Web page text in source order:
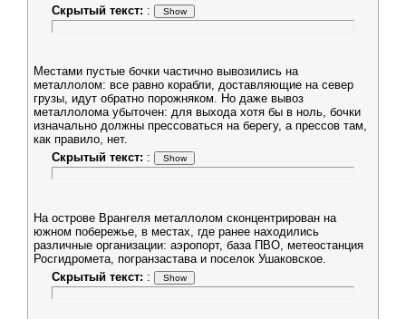
Скрытый текст: :
Местами пустые бочки частично вывозились на
металлолом: все равно корабли, доставляющие на север
грузы, идут обратно порожняком. Но даже вывоз
металлолома убыточен: для выхода хотя бы в ноль, бочки
изначально должны прессоваться на берегу, а прессов там,
как правило, нет.
Скрытый текст: :
На острове Врангеля металлолом сконцентрирован на
южном побережье, в местах, где ранее находились
различные организации: аэропорт, база ПВО, метеостанция
Росгидромета, погранзастава и поселок Ушаковское.
Скрытый текст: :